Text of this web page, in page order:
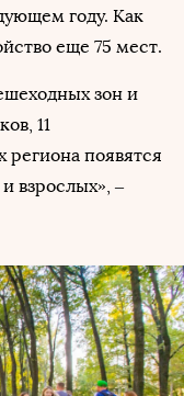
году. Как
еще 75 мест.
зон и
11
региона появятся
взрослых», –